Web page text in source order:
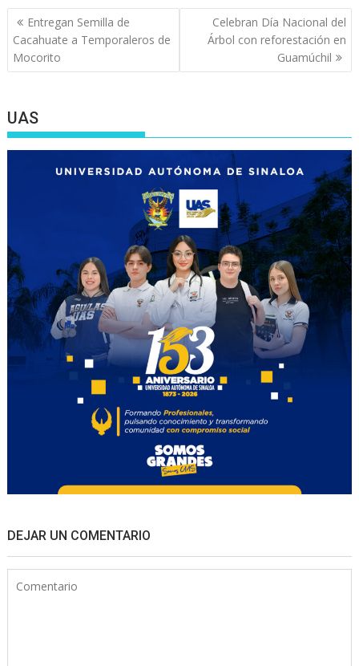
Navegación
de
entradas
Entregan Semilla de
Cacahuate a Temporaleros de
Mocorito
Celebran Día Nacional del
Árbol con reforestación en
Guamúchil
UAS
DEJAR UN COMENTARIO